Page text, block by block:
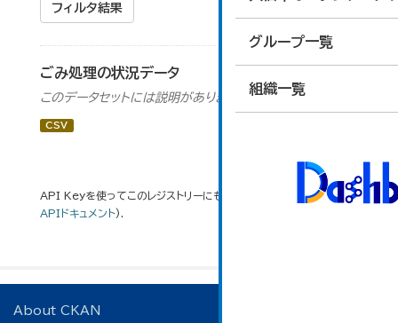
グループ一覧
組織一覧
フィルタ結果
ごみ処理の状況データ
このデータセットには説明がありません
CSV
API Keyを使ってこのレジストリーにもアクセス可能ですAPI(see
APIドキュメント).
About CKAN